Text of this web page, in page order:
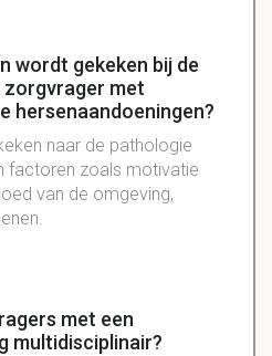
wordt gekeken bij de
zorgvrager met
hersenaandoeningen?
naar de pathologie
factoren zoals motivatie
van de omgeving,
met een
multidisciplinair?